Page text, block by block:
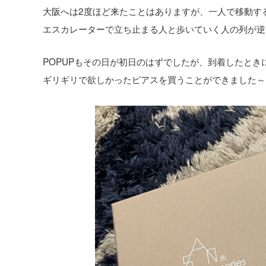
大阪へは2度ほど来たことはありますが、一人で移動す
エスカレーターで立ち止まる人と歩いていく人の列が
POPUPもその日が初日のはずでしたが、到着したと
ギリギリで欲しかったピアスを買うことができました～